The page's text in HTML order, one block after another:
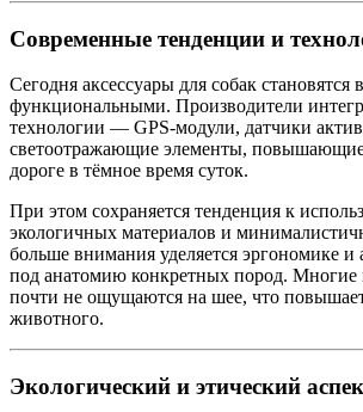
Современные тенденции и
Сегодня аксессуары для собак становятся
функциональными. Производители
технологии — GPS‑модули, датчики
светоотражающие элементы,
дороге в тёмное время суток.
При этом сохраняется тенденция к
экологичных материалов и
больше внимания уделяется эргономике
под анатомию конкретных пород. Многие
почти не ощущаются на шее, что
животного.
Экологический и этический